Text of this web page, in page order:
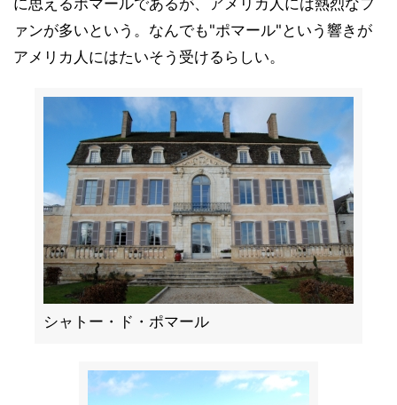
に思えるポマールであるが、アメリカ人には熱烈なフ
ァンが多いという。なんでも"ポマール"という響きが
アメリカ人にはたいそう受けるらしい。
シャトー・ド・ポマール